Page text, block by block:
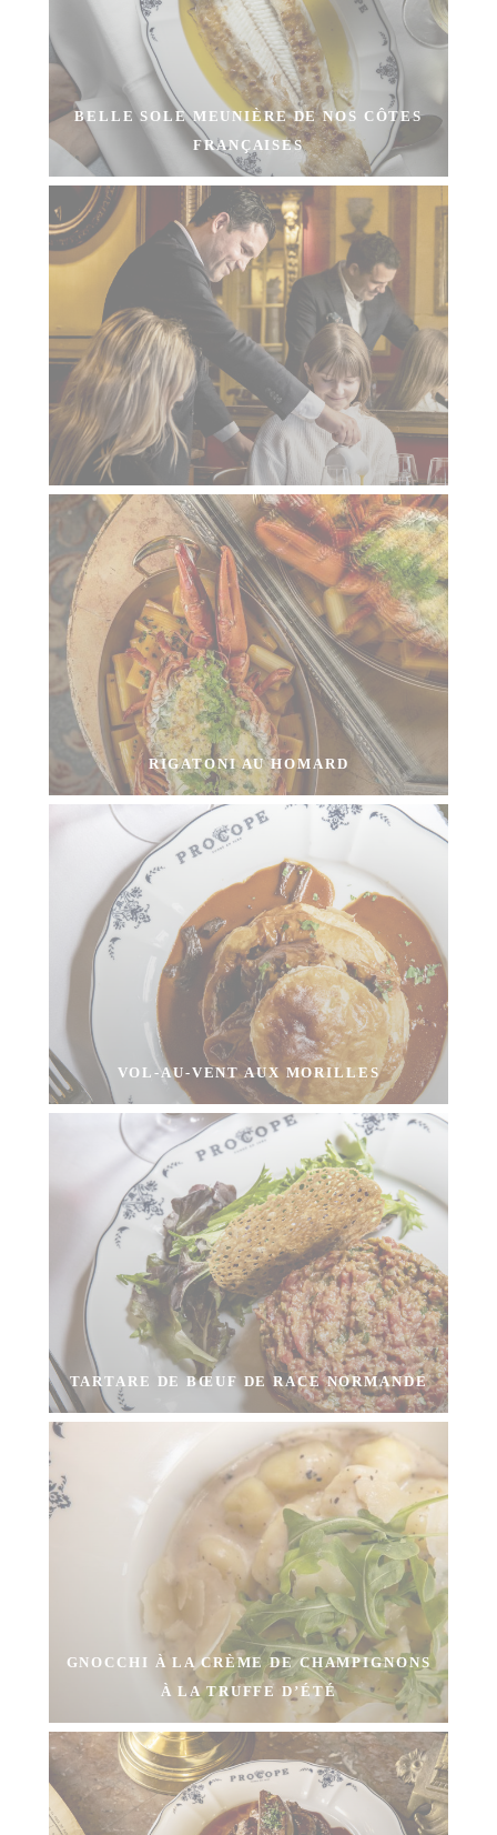
BELLE SOLE MEUNIÈRE DE NOS CÔTES
FRANÇAISES
RIGATONI AU HOMARD
VOL-AU-VENT AUX MORILLES
TARTARE DE BŒUF DE RACE NORMANDE
GNOCCHI À LA CRÈME DE CHAMPIGNONS
À LA TRUFFE D’ÉTÉ